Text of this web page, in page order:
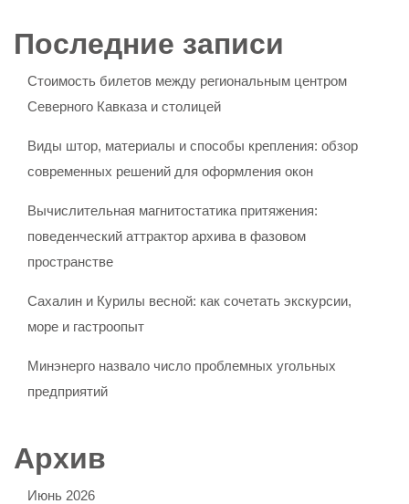
Последние записи
Стоимость билетов между региональным центром
Северного Кавказа и столицей
Виды штор, материалы и способы крепления: обзор
современных решений для оформления окон
Вычислительная магнитостатика притяжения:
поведенческий аттрактор архива в фазовом
пространстве
Сахалин и Курилы весной: как сочетать экскурсии,
море и гастроопыт
Минэнерго назвало число проблемных угольных
предприятий
Архив
Июнь 2026